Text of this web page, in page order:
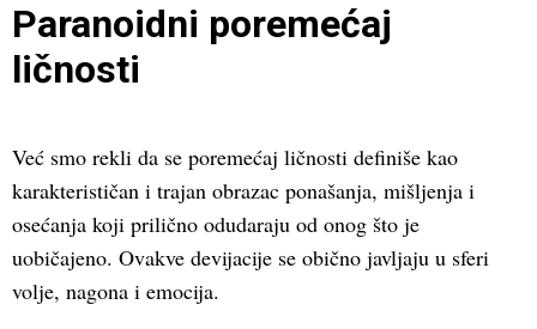
Paranoidni poremećaj
ličnosti
Već smo rekli da se poremećaj ličnosti definiše kao
karakterističan i trajan obrazac ponašanja, mišljenja i
osećanja koji prilično odudaraju od onog što je
uobičajeno. Ovakve devijacije se obično javljaju u sferi
volje, nagona i emocija.